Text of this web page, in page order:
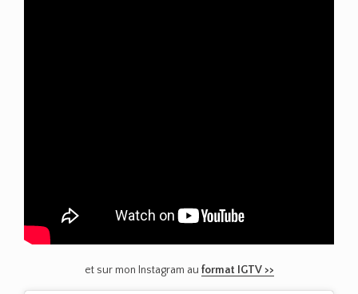
et sur mon Instagram au format IGTV >>